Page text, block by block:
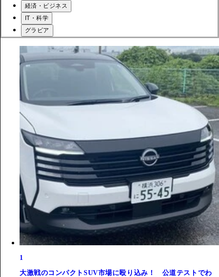
経済・ビジネス
IT・科学
グラビア
1
大激戦のコンパクトSUV市場に殴り込み！ 公道テストでわ